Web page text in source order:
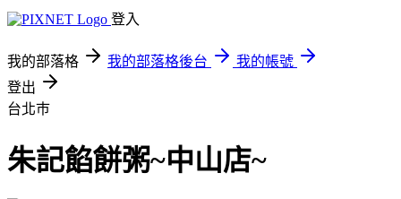
登入
我的部落格 我的部落格後台
我的帳號
登出
台北巿
朱記餡餅粥~中山店~